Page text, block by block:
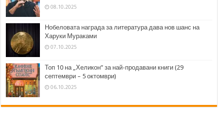
08.10.2025
Нобеловата награда за литература дава нов шанс на
Харуки Мураками
07.10.2025
Топ 10 на „Хеликон” за най-продавани книги (29
септември – 5 октомври)
06.10.2025